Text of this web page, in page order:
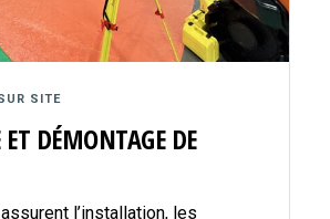
SITE
DÉMONTAGE DE
l’installation, les